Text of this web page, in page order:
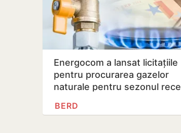
Energocom a lansat licitațiile
pentru procurarea gazelor
naturale pentru sezonul rece
BERD